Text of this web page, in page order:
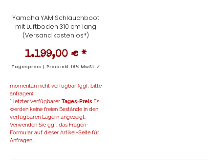
Yamaha YAM Schlauchboot
mit Luftboden 310 cm lang
(Versand kostenlos*)
1.199,00 € *
Tagespreis | Preis inkl. 19% MwSt. ✓
momentan nicht verfügbar (ggf. bitte
anfragen)
* letzter verfügbarer Tages-Preis Es
werden keine freien Bestände in den
verfügbaren Lägern angezeigt.
Verwenden Sie ggf. das Fragen-
Formular auf dieser Artikel-Seite für
Anfragen...